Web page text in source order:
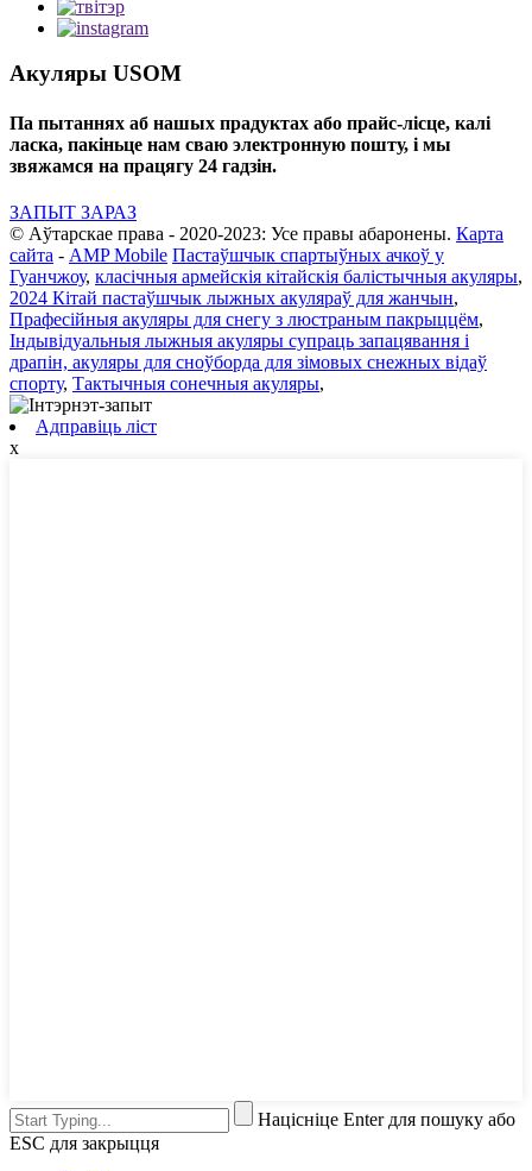
Акуляры USOM
Па пытаннях аб нашых прадуктах або прайс-лісце, калі
ласка, пакіньце нам сваю электронную пошту, і мы
звяжамся на працягу 24 гадзін.
ЗАПЫТ ЗАРАЗ
© Аўтарскае права - 2020-2023: Усе правы абаронены. Карта
сайта - AMP Mobile Пастаўшчык спартыўных ачкоў у
Гуанчжоу, класічныя армейскія кітайскія балістычныя акуляры,
2024 Кітай пастаўшчык лыжных акуляраў для жанчын,
Прафесійныя акуляры для снегу з люстраным пакрыццём,
Індывідуальныя лыжныя акуляры супраць запацявання і
драпін, акуляры для сноўборда для зімовых снежных відаў
спорту, Тактычныя сонечныя акуляры,
Адправіць ліст
x
Націсніце Enter для пошуку або
ESC для закрыцця